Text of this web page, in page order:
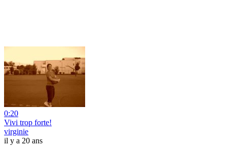
0:20
Vivi trop forte!
virginie
il y a 20 ans